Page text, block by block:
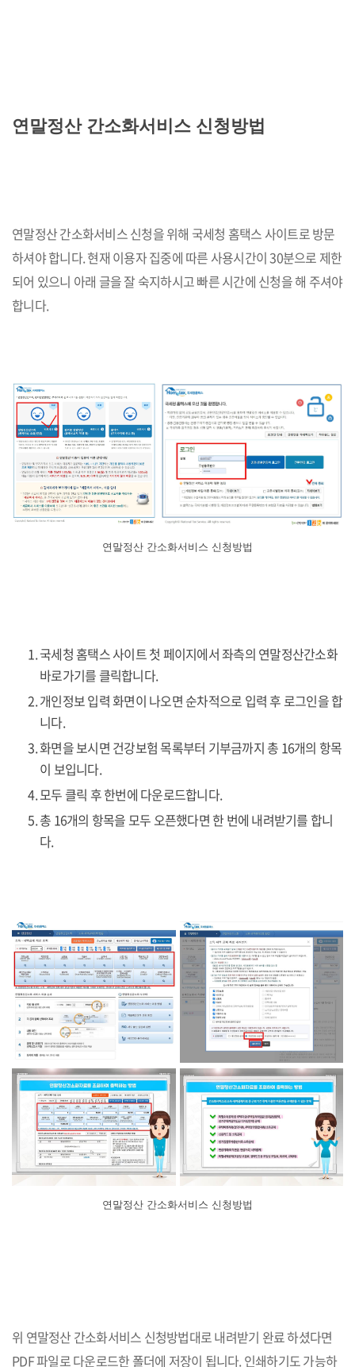
연말정산 간소화서비스 신청방법
연말정산 간소화서비스 신청을 위해 국세청 홈택스 사이트로 방문
하셔야 합니다. 현재 이용자 집중에 따른 사용시간이 30분으로 제한
되어 있으니 아래 글을 잘 숙지하시고 빠른 시간에 신청을 해 주셔야
합니다.
연말정산 간소화서비스 신청방법
국세청 홈택스 사이트 첫 페이지에서 좌측의 연말정산간소화
바로가기를 클릭합니다.
개인정보 입력 화면이 나오면 순차적으로 입력 후 로그인을 합
니다.
화면을 보시면 건강보험 목록부터 기부금까지 총 16개의 항목
이 보입니다.
모두 클릭 후 한번에 다운로드합니다.
총 16개의 항목을 모두 오픈했다면 한 번에 내려받기를 합니
다.
연말정산 간소화서비스 신청방법
위 연말정산 간소화서비스 신청방법대로 내려받기 완료 하셨다면
PDF 파일로 다운로드한 폴더에 저장이 됩니다. 인쇄하기도 가능하